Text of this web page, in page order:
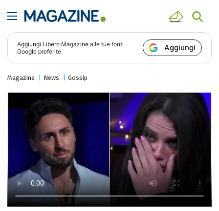
Aggiungi Libero Magazine alle tue fonti
Google preferite
Aggiungi
Magazine News Gossip